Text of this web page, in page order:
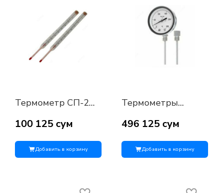
Термометр СП-2
200С
100 125 сум
Добавить в корзину
Термометры
коррозионностойкие
ТБН-100к,
ТБН-80к
496 125 сум
Добавить в корзину